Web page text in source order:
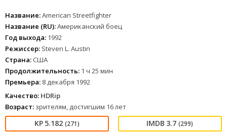
Название:American Streetfighter
Название (RU):Американский боец
Год выхода: 1992
Режиссер: Steven L. Austin
Страна: США
Продолжительность: 1 ч 25 мин
Премьера: 8 декабря 1992
Качество: HDRip
Возраст: зрителям, достигшим 16 лет
5.182 (271) 3.7 (299)